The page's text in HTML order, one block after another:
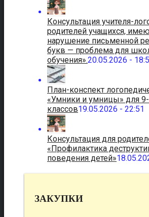
Консультация учителя-
родителей учащихся,
нарушение письменной
букв — проблема для
обучения».20.05.2026 -
План-конспект
«Умники и умницы» для
классов19.05.2026 - 22:51
Консультация для
«Профилактика
поведения детей»
ЗАКУПКИ